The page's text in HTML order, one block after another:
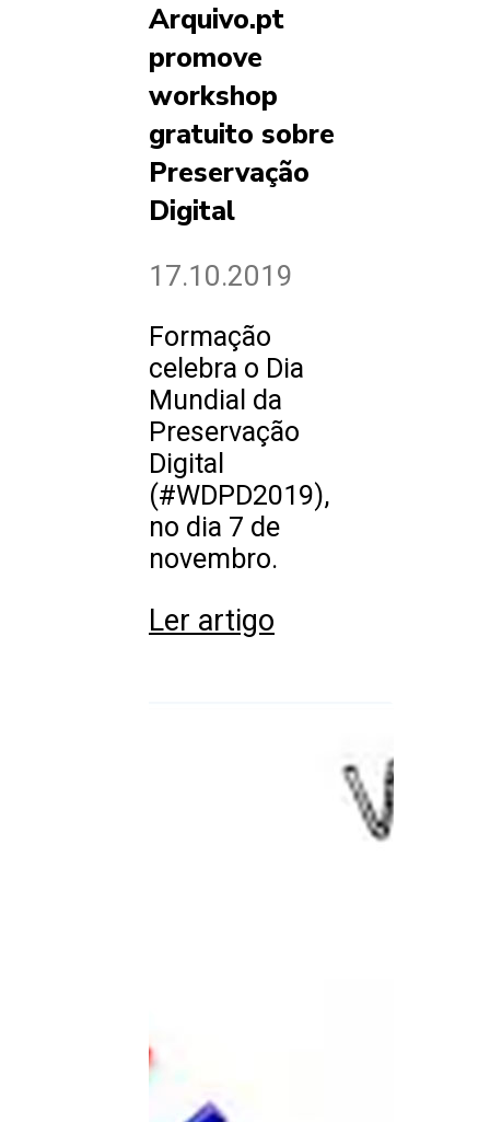
Arquivo.pt
promove
workshop
gratuito sobre
Preservação
Digital
17.10.2019
Formação
celebra o Dia
Mundial da
Preservação
Digital
(#WDPD2019),
no dia 7 de
novembro.
Ler artigo